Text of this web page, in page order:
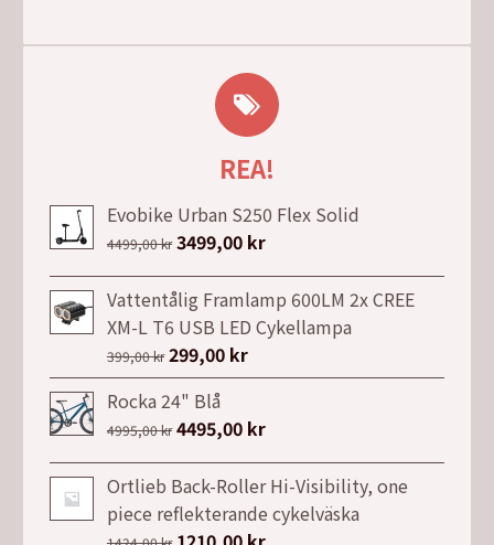
REA!
Evobike Urban S250 Flex Solid
4499,00kr Det
ursprungliga
priset
var:
4499,00 kr.
3499,00 krDet
nuvarande
priset
är:
Vattentålig Framlamp 600LM 2x CREE
XM-L T6 USB LED Cykellampa
399,00kr Det
ursprungliga
priset
var:
399,00 kr.
299,00 krDet
nuvarande
är:
299,00 kr.
Rocka 24" Blå
4995,00kr Det
ursprungliga
priset
var:
4995,00 kr.
4495,00 krDet
nuvarande
priset
är:
4495,00 kr.
Ortlieb Back-Roller Hi-Visibility, one
piece reflekterande cykelväska